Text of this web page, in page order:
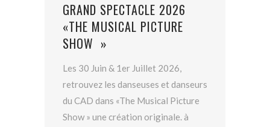
GRAND SPECTACLE 2026
«THE MUSICAL PICTURE
SHOW »
Les 30 Juin & 1er Juillet 2026,
retrouvez les danseuses et danseurs
du CAD dans «The Musical Picture
Show » une création originale. à